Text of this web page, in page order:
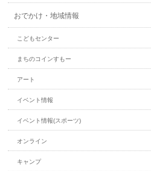
おでかけ・地域情報
こどもセンター
まちのコインすもー
アート
イベント情報
イベント情報(スポーツ)
オンライン
キャンプ